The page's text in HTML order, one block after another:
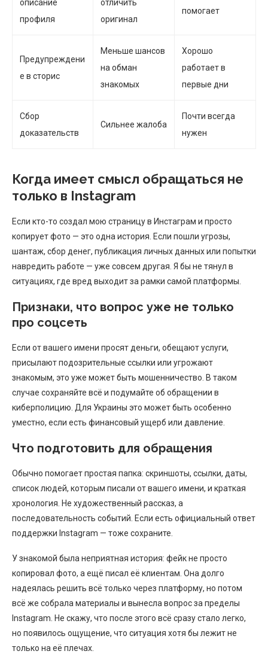
описание
профиля
отличить
оригинал
помогает
Предупреждени
е в сторис
Меньше шансов
на обман
знакомых
Хорошо
работает в
первые дни
Сбор
доказательств
Сильнее жалоба
Почти всегда
нужен
Когда имеет смысл обращаться не
только в Instagram
Если кто-то создал мою страницу в Инстаграм и просто
копирует фото — это одна история. Если пошли угрозы,
шантаж, сбор денег, публикация личных данных или попытки
навредить работе — уже совсем другая. Я бы не тянул в
ситуациях, где вред выходит за рамки самой платформы.
Признаки, что вопрос уже не только
про соцсеть
Если от вашего имени просят деньги, обещают услуги,
присылают подозрительные ссылки или угрожают
знакомым, это уже может быть мошенничество. В таком
случае сохраняйте всё и подумайте об обращении в
киберполицию. Для Украины это может быть особенно
уместно, если есть финансовый ущерб или давление.
Что подготовить для обращения
Обычно помогает простая папка: скриншоты, ссылки, даты,
список людей, которым писали от вашего имени, и краткая
хронология. Не художественный рассказ, а
последовательность событий. Если есть официальный ответ
поддержки Instagram — тоже сохраните.
У знакомой была неприятная история: фейк не просто
копировал фото, а ещё писал её клиентам. Она долго
надеялась решить всё только через платформу, но потом
всё же собрала материалы и вынесла вопрос за пределы
Instagram. Не скажу, что после этого всё сразу стало легко,
но появилось ощущение, что ситуация хотя бы лежит не
только на её плечах.